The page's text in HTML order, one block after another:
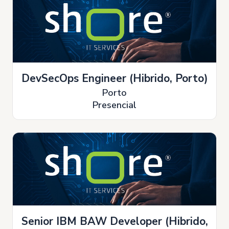
DevSecOps Engineer (Hibrido, Porto)
Porto
Presencial
Senior IBM BAW Developer (Hibrido,